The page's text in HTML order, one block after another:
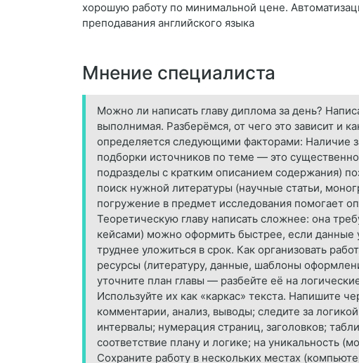
хорошую работу по минимальной цене.
преподавания английского языка
Мнение специалиста
Можно ли написать главу диплома за день?
выполнимая. Разберёмся, от чего это зависит и
определяется следующими факторами: Наличие
подборки источников по теме — это
подразделы с кратким описанием содержания)
поиск нужной литературы (научные статьи,
погружение в предмет исследования помогает
Теоретическую главу написать сложнее: она
кейсами) можно оформить быстрее, если
труднее уложиться в срок. Как организовать
ресурсы (литературу, данные, шаблоны
уточните план главы — разбейте её на
Используйте их как «каркас» текста. Напишите
комментарии, анализ, выводы; следите за
интервалы; нумерация страниц, заголовков;
соответствие плану и логике; на уникальность
Сохраните работу в нескольких местах